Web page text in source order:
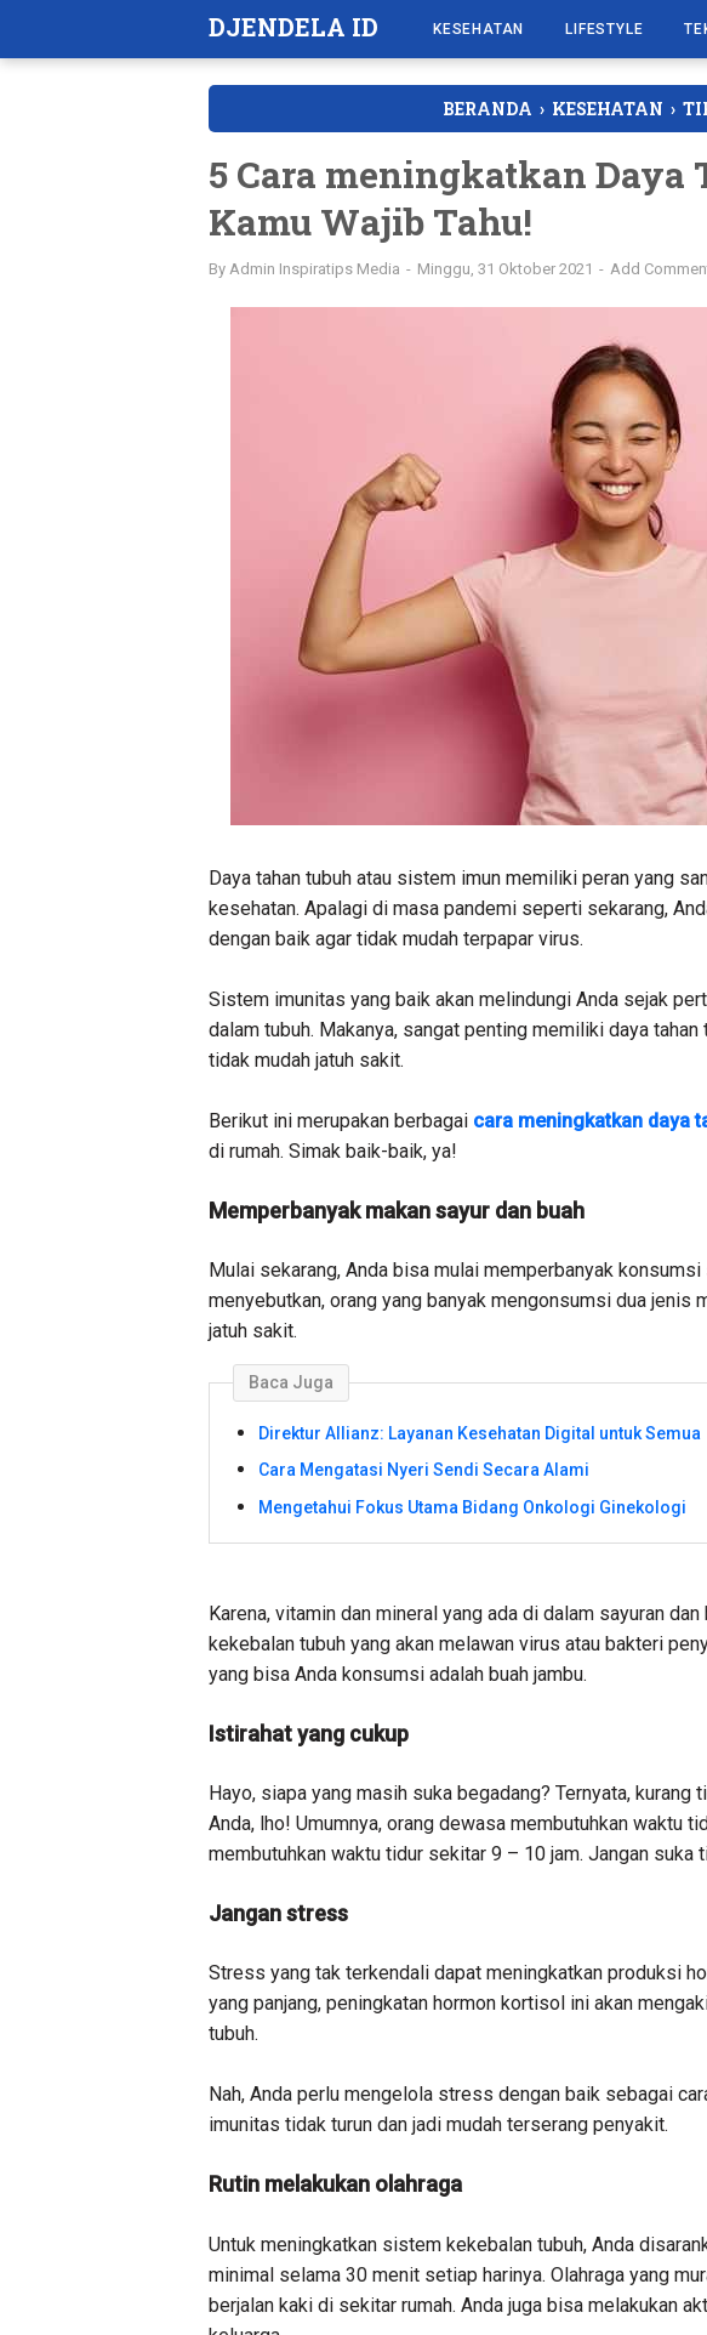
DJENDELA ID KESEHATAN LIFESTYLE
BERANDA › KESEHATAN ›
5 Cara meningkatkan Daya
Kamu Wajib Tahu!
By Admin Inspiratips Media Minggu, 31 Oktober 2021 Add
Daya tahan tubuh atau sistem imun memiliki peran yang
kesehatan. Apalagi di masa pandemi seperti sekarang,
dengan baik agar tidak mudah terpapar virus.
Sistem imunitas yang baik akan melindungi Anda sejak
dalam tubuh. Makanya, sangat penting memiliki daya tahan
tidak mudah jatuh sakit.
Berikut ini merupakan berbagai cara meningkatkan daya
di rumah. Simak baik-baik, ya!
Memperbanyak makan sayur dan buah
Mulai sekarang, Anda bisa mulai memperbanyak konsumsi
menyebutkan, orang yang banyak mengonsumsi dua jenis
jatuh sakit.
Baca Juga
Direktur Allianz: Layanan Kesehatan Digital untuk Semua
Cara Mengatasi Nyeri Sendi Secara Alami
Mengetahui Fokus Utama Bidang Onkologi Ginekologi
Karena, vitamin dan mineral yang ada di dalam sayuran
kekebalan tubuh yang akan melawan virus atau bakteri
yang bisa Anda konsumsi adalah buah jambu.
Istirahat yang cukup
Hayo, siapa yang masih suka begadang? Ternyata, kurang
Anda, lho! Umumnya, orang dewasa membutuhkan waktu
membutuhkan waktu tidur sekitar 9 – 10 jam. Jangan suka
Jangan stress
Stress yang tak terkendali dapat meningkatkan produksi
yang panjang, peningkatan hormon kortisol ini akan
tubuh.
Nah, Anda perlu mengelola stress dengan baik sebagai
imunitas tidak turun dan jadi mudah terserang penyakit.
Rutin melakukan olahraga
Untuk meningkatkan sistem kekebalan tubuh, Anda
minimal selama 30 menit setiap harinya. Olahraga yang
berjalan kaki di sekitar rumah. Anda juga bisa melakukan